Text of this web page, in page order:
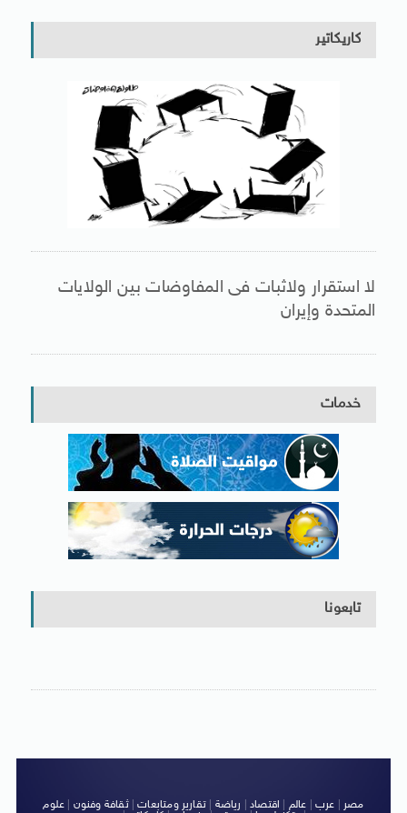
كاريكاتير
لا استقرار ولاثبات فى المفاوضات بين الولايات
المتحدة وإيران
خدمات
تابعونا
مصر عرب عالم اقتصاد رياضة |تقارير ومتابعات|ثقافة وفنون
علوم